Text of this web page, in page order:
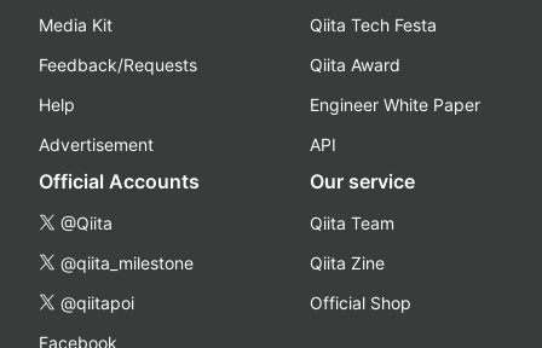
Media Kit
Feedback/Requests
Help
Advertisement
Qiita Tech Festa
Qiita Award
Engineer White Paper
API
Official Accounts
@Qiita
@qiita_milestone
@qiitapoi
Facebook
Our service
Qiita Team
Qiita Zine
Official Shop